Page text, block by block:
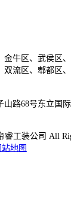
牛区、武侯区
双流区、郫都区
路68号东立国
工装公司 All
站地图